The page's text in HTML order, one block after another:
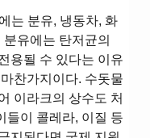
는 분유, 냉동차, 화
유에는 탄저균의
용될 수 있다는 이유
찬가지이다. 수돗물
이라크의 상수도 처
들이 콜레라, 이질 등